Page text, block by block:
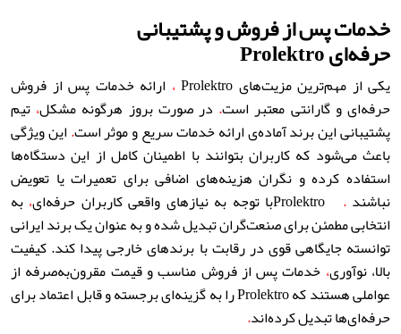
خدمات پس از فروش و پشتیبانی
حرفه‌ایProlektro
یکی از مهم‌ترین مزیت‌های Prolektro ، ارائه خدمات پس از فروش
حرفه‌ای و گارانتی معتبر است. در صورت بروز هرگونه مشکل، تیم
پشتیبانی این برند آماده‌ی ارائه خدمات سریع و موثر است.این ویژگی
باعث می‌شود که کاربران بتوانند با اطمینان کامل از این دستگاه‌ها
استفاده کرده و نگران هزینه‌های اضافی برای تعمیرات یا تعویض
نباشند .
Prolektroبا توجه به نیازهای واقعی کاربران حرفه‌ای، به
انتخابی مطمئن برای صنعت‌گران تبدیل شده و به عنوان یک برند ایرانی
توانسته جایگاهی قوی در رقابت با برندهای خارجی پیدا کند. کیفیت
بالا، نوآوری، خدمات پس از فروش مناسب و قیمت مقرون‌به‌صرفه از
عواملی هستند کهProlektroرا به گزینه‌ای برجسته و قابل اعتماد برای
حرفه‌ای‌ها تبدیل کرده‌اند.